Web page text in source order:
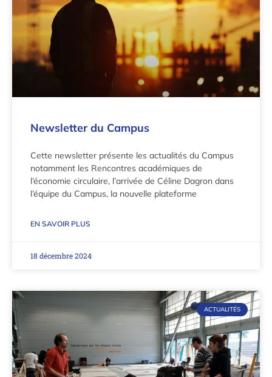
Newsletter du Campus
Cette newsletter présente les actualités du Campus
notamment les Rencontres académiques de
l’économie circulaire, l’arrivée de Céline Dagron dans
l’équipe du Campus, la nouvelle plateforme
EN SAVOIR PLUS
18 décembre 2024
ACTUALITÉS